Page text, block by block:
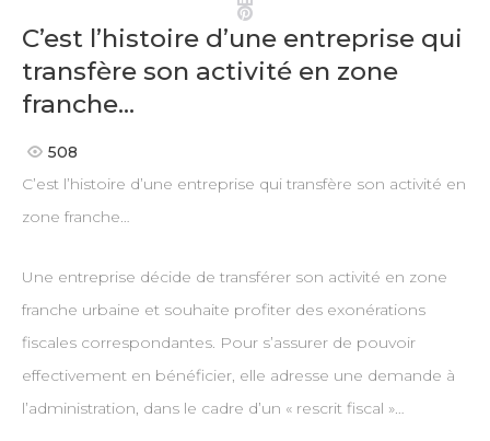
Pinterest
C’est l’histoire d’une entreprise qui
transfère son activité en zone
franche…
508
C’est l’histoire d’une entreprise qui transfère son activité en
zone franche…
Une entreprise décide de transférer son activité en zone
franche urbaine et souhaite profiter des exonérations
fiscales correspondantes. Pour s’assurer de pouvoir
effectivement en bénéficier, elle adresse une demande à
l’administration, dans le cadre d’un « rescrit fiscal »…